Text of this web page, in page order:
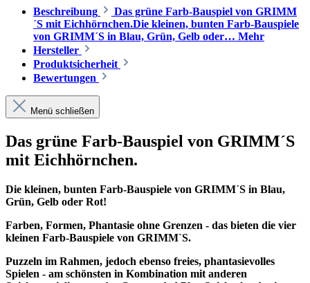
Beschreibung
Das grüne Farb-Bauspiel von GRIMM
´S mit Eichhörnchen.Die kleinen, bunten Farb-Bauspiele
von GRIMM´S in Blau, Grün, Gelb oder… Mehr
Hersteller
Produktsicherheit
Bewertungen
Menü schließen
Das grüne Farb-Bauspiel von GRIMM´S
mit Eichhörnchen.
Die kleinen, bunten Farb-Bauspiele von GRIMM´S in Blau,
Grün, Gelb oder Rot!
Farben, Formen, Phantasie ohne Grenzen - das bieten die vier
kleinen Farb-Bauspiele von GRIMM`S.
Puzzeln im Rahmen, jedoch ebenso freies, phantasievolles
Spielen - am schönsten in Kombination mit anderen